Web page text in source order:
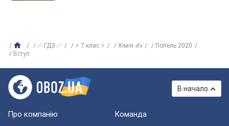
✅ ГДЗ ✅ ⚡ 7 клас ⚡ Хімія ✍
Попель 2020
Вступ
В начало
Про компанію Команда